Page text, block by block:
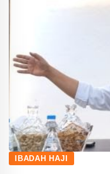
IBADAH HAJI